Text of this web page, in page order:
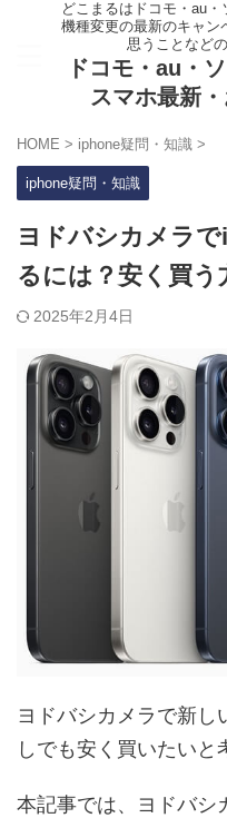
どこまるはドコモ・au
機種変更の最新のキャン
思うことなど
ドコモ・au・
スマホ最新
HOME > iphone疑問・知識 >
iphone疑問・知識
ヨドバシカメラ
るには？安く買う
2025年2月4日
ヨドバシカメラで新し
しでも安く買いたいと
本記事では、ヨドバシ